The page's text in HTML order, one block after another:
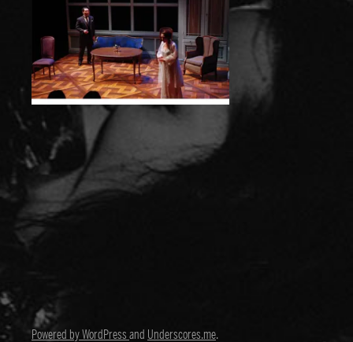
Powered by WordPressand Underscores.me.